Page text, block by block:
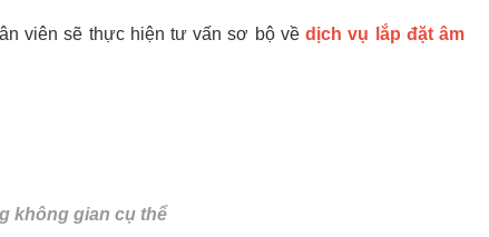
viên sẽ thực hiện tư vấn sơ bộ vềdịch vụ lắp đặt âm
không gian cụ thể